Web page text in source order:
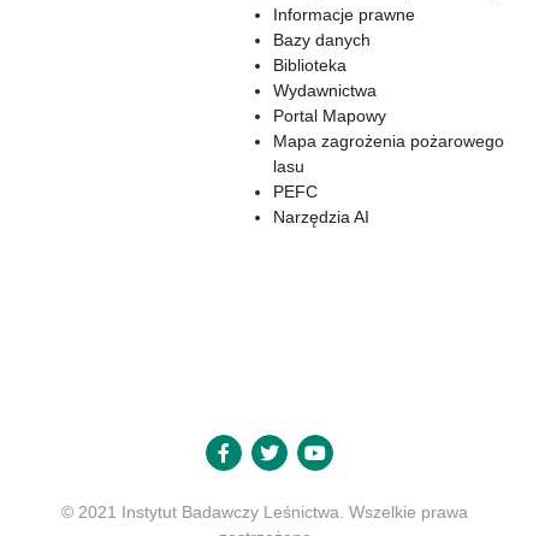
Informacje prawne
Bazy danych
Biblioteka
Wydawnictwa
Portal Mapowy
Mapa zagrożenia pożarowego
lasu
PEFC
Narzędzia AI
© 2021 Instytut Badawczy Leśnictwa. Wszelkie prawa